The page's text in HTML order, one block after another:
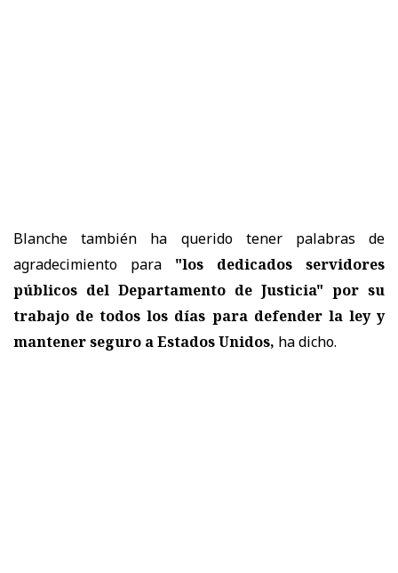
Blanche también ha querido tener palabras de
agradecimiento para "los dedicados servidores
públicos del Departamento de Justicia" por su
trabajo de todos los días para defender la ley y
mantener seguro a Estados Unidos, ha dicho.